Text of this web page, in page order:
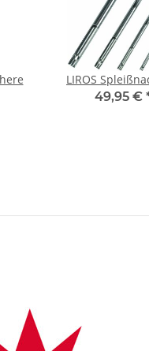
LIROS
49,95 €